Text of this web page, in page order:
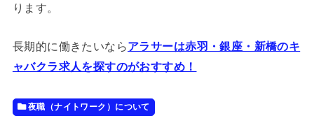
ります。
長期的に働きたいならアラサーは赤羽・銀座・新橋のキ
ャバクラ求人を探すのがおすすめ！
夜職（ナイトワーク）について